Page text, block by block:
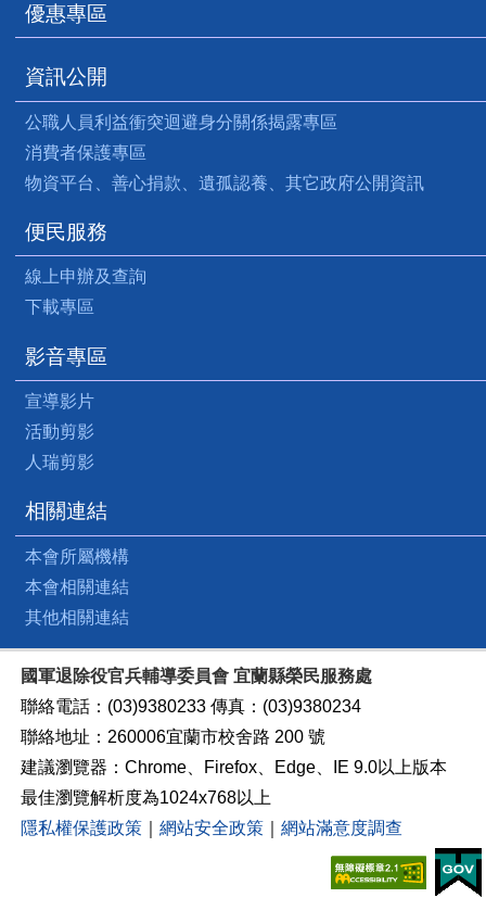
優惠專區
資訊公開
公職人員利益衝突迴避身分關係揭露專區
消費者保護專區
物資平台、善心捐款、遺孤認養、其它政府公開資訊
便民服務
線上申辦及查詢
下載專區
影音專區
宣導影片
活動剪影
人瑞剪影
相關連結
本會所屬機構
本會相關連結
其他相關連結
國軍退除役官兵輔導委員會 宜蘭縣榮民服務處
聯絡電話：(03)9380233 傳真：(03)9380234
聯絡地址：260006宜蘭市校舍路 200 號
建議瀏覽器：Chrome、Firefox、Edge、IE 9.0以上版本
最佳瀏覽解析度為1024x768以上
隱私權保護政策｜ 網站安全政策｜ 網站滿意度調查